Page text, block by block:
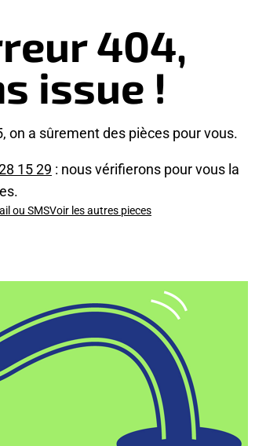
404,
issue !
on a sûrement des pièces pour vous.
15 29 : nous vérifierons pour vous la
ou SMSVoir les autres pieces